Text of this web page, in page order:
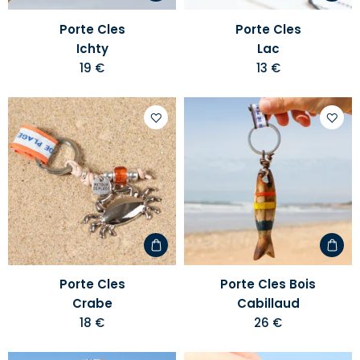
Porte Cles
Ichty
19 €
Porte Cles
Lac
13 €
Ajouter
à
votre
liste
d'envies
Porte Cles
Crabe
18 €
Porte Cles Bois
Cabillaud
26 €